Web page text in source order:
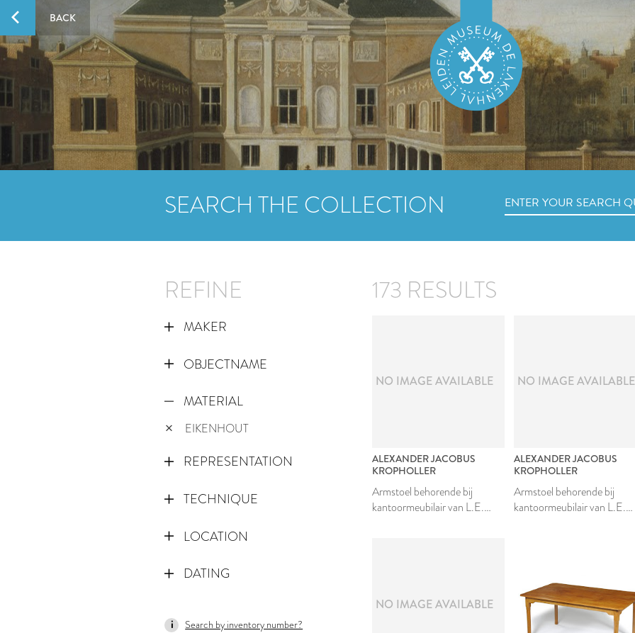
BACK
SEARCH THE COLLECTION
REFINE
MAKER
OBJECTNAME
MATERIAL
EIKENHOUT
REPRESENTATION
TECHNIQUE
LOCATION
DATING
Search by inventory number?
173 RESULTS
NO IMAGE AVAILABLE
ALEXANDER JACOBUS
KROPHOLLER
Armstoel behorende bij
kantoormeubilair van L.E.
NO IMAGE AVAILABLE
ALEXANDER JACOBUS
KROPHOLLER
Armstoel behorende bij
kantoormeubilair van L.E.
NO IMAGE AVAILABLE